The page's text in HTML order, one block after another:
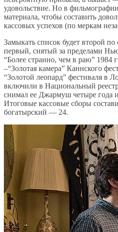
удовольствие. Но в
материала, чтобы составить
кассовых успехов (по меркам
Замыкать список будет второй
первый, снятый за пределами
“Более странно, чем в раю” 1984
–“Золотая камера” Каннского
“Золотой леопард” фестиваля в
включили в Национальный
снимал ее Джармуш четыре года
Итоговые кассовые сборы
богатырский — 24.